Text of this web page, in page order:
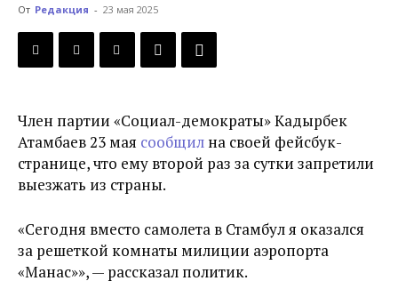
Кыргызстана
От Редакция - 23 мая 2025
Член партии «Социал-демократы» Кадырбек
Атамбаев 23 мая сообщил на своей фейсбук-
странице, что ему второй раз за сутки запретили
выезжать из страны.
«Сегодня вместо самолета в Стамбул я оказался
за решеткой комнаты милиции аэропорта
«Манас»», — рассказал политик.